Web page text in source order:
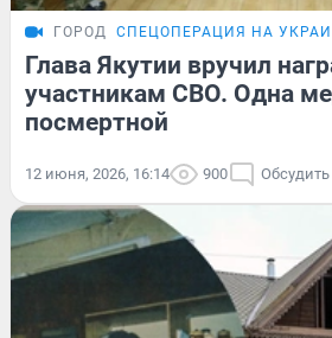
ГОРОД СПЕЦОПЕРАЦИЯ НА
Глава Якутии вручил
участникам СВО. Одна
посмертной
12 июня, 2026, 16:14 900 Обсудить